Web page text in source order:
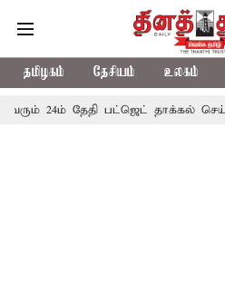
தமிழகம் தேசியம் உலகம்
தேதி பட்ஜெட் தாக்கல் செய்கிறார்